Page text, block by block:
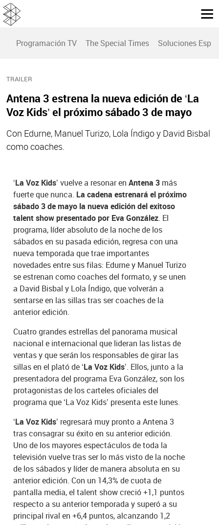
Programación TV The Special Times Soluciones
TRAILER
Antena 3 estrena la nueva edición de ‘La
Voz Kids’ el próximo sábado 3 de mayo
Con Edurne, Manuel Turizo, Lola Índigo y David Bisbal
como coaches.
‘La Voz Kids’ vuelve a resonar enAntena 3 más
fuerte que nunca. La cadena estrenará el próximo
sábado 3 de mayo la nueva edición del exitoso
talent show presentado por Eva González. El
programa, líder absoluto de la noche de los
sábados en su pasada edición, regresa con una
nueva temporada que trae importantes
novedades entre sus filas: Edurne y Manuel Turizo
se estrenan como coaches del formato, y se unen
a David Bisbal y Lola Índigo, que volverán a
sentarse en las sillas tras ser coaches de la
anterior edición.
Cuatro grandes estrellas del panorama musical
nacional e internacional que lideran las listas de
ventas y que serán los responsables de girar las
sillas en el plató de ‘La Voz Kids’. Ellos, junto a la
presentadora del programa Eva González, son los
protagonistas de los carteles oficiales del
programa que ‘La Voz Kids’ presenta este lunes.
‘La Voz Kids’ regresará muy pronto a Antena 3
tras consagrar su éxito en su anterior edición.
Uno de los mayores espectáculos de toda la
televisión vuelve tras ser lo más visto de la noche
de los sábados y líder de manera absoluta en su
anterior edición. Con un 14,3% de cuota de
pantalla media, el talent show creció +1,1 puntos
respecto a su anterior temporada y superó a su
principal rival en +6,4 puntos, alcanzando 1,2